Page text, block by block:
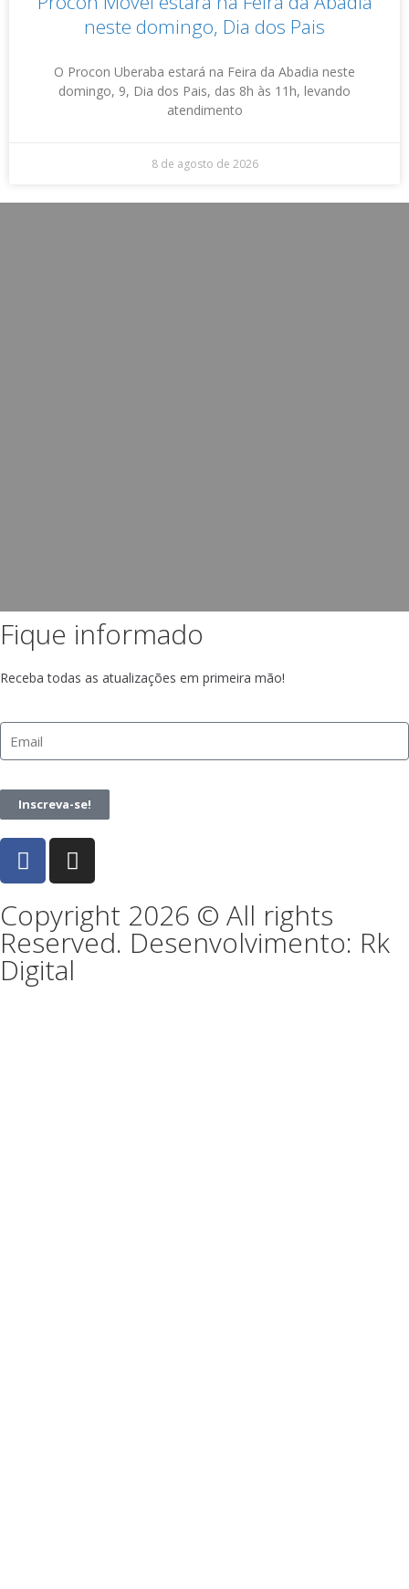
neste domingo, Dia dos Pais
O Procon Uberaba estará na Feira da Abadia neste
domingo, 9, Dia dos Pais, das 8h às 11h, levando
atendimento
8 de agosto de 2026
Fique informado
Receba todas as atualizações em primeira mão!
Inscreva-se!
Copyright 2026 © All rights
Reserved. Desenvolvimento: Rk
Digital